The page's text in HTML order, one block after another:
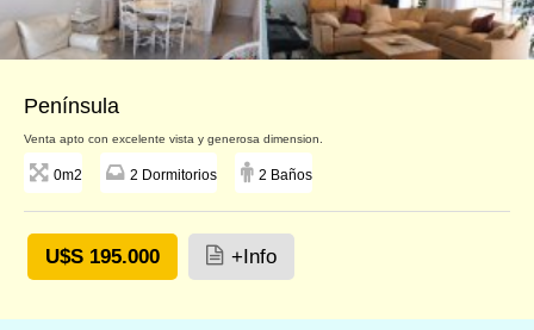
Península
Venta apto con excelente vista y generosa dimension.
0m2 2 Dormitorios 2 Baños
U$S 195.000 +Info